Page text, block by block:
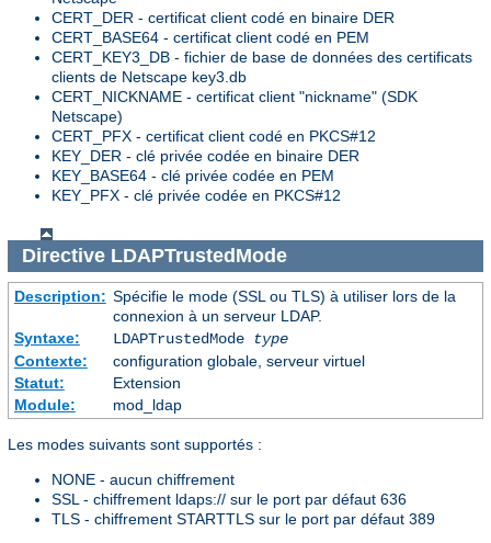
CERT_DER - certificat client codé en binaire DER
CERT_BASE64 - certificat client codé en PEM
CERT_KEY3_DB - fichier de base de données des certificats
clients de Netscape key3.db
CERT_NICKNAME - certificat client "nickname" (SDK
Netscape)
CERT_PFX - certificat client codé en PKCS#12
KEY_DER - clé privée codée en binaire DER
KEY_BASE64 - clé privée codée en PEM
KEY_PFX - clé privée codée en PKCS#12
Directive LDAPTrustedMode
Description: Spécifie le mode (SSL ou TLS) à utiliser lors de la
connexion à un serveur LDAP.
Syntaxe:
LDAPTrustedMode
type
Contexte:
configuration globale, serveur virtuel
Statut:
Extension
Module:
mod_ldap
Les modes suivants sont supportés :
NONE - aucun chiffrement
SSL - chiffrement ldaps:// sur le port par défaut 636
TLS - chiffrement STARTTLS sur le port par défaut 389